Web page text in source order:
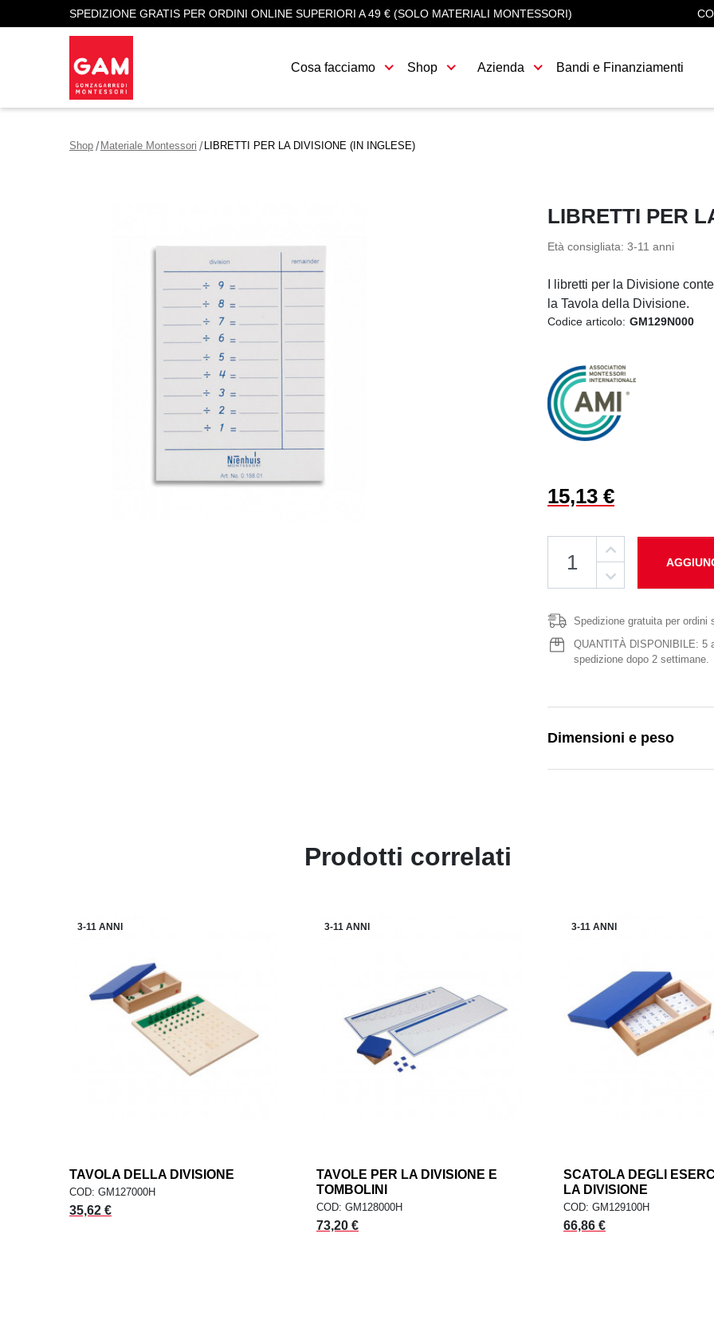
SPEDIZIONE GRATIS PER ORDINI ONLINE SUPERIORI A 49 € (SOLO MATERIALI MONTESSORI)
Cosa facciamo Shop Azienda Bandi e Finanziamenti
Shop Materiale Montessori LIBRETTI PER LA DIVISIONE (IN INGLESE)
LIBRETTI PER
Età consigliata: 3-11 anni
I libretti per la Divisione
la Tavola della Divisione.
Codice articolo: GM129N000
15,13 €
Spedizione gratuita per ordini
QUANTITÀ DISPONIBILE: 5
spedizione dopo 2 settimane.
Dimensioni e peso
Prodotti correlati
3-11 ANNI
AGGIUNGI AL CARRELLOadd
TAVOLA DELLA DIVISIONE
COD: GM127000H
Prezzo
35,62 €
3-11 ANNI
AGGIUNGI AL CARRELLOadd
TAVOLE PER LA DIVISIONE E
TOMBOLINI
COD: GM128000H
Prezzo
73,20 €
3-11 ANNI
AGGIUNGI AL
SCATOLA DEGLI
LA DIVISIONE
COD: GM129100H
Prezzo
66,86 €